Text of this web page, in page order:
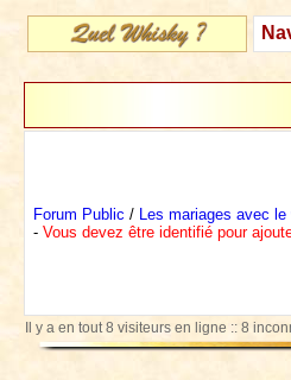
Forum Public / Les mariages avec
- Vous devez être identifié pour
Il y a en tout 8 visiteurs en ligne :: 8